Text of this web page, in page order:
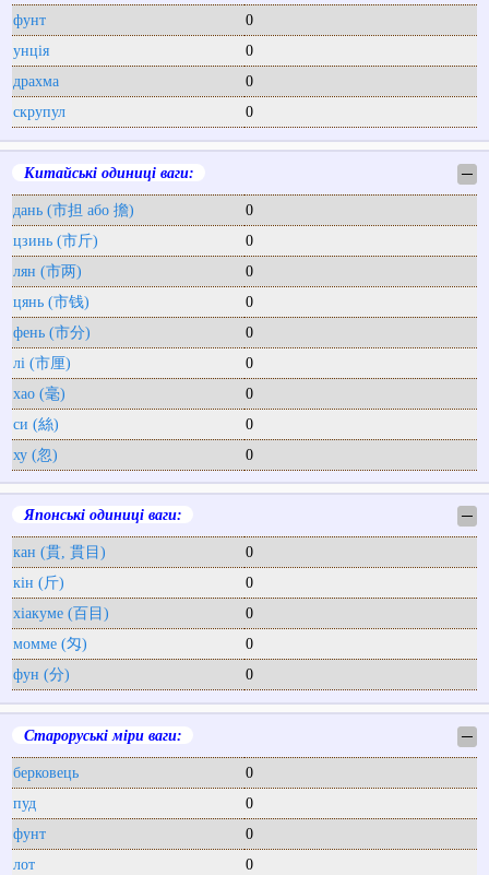
фунт
0
унція
0
драхма
0
скрупул
0
Китайські одиниці ваги: ─
дань (市担 або 擔)
0
цзинь (市斤)
0
лян (市两)
0
цянь (市钱)
0
фень (市分)
0
лі (市厘)
0
хао (毫)
0
си (絲)
0
ху (忽)
0
Японські одиниці ваги: ─
кан (貫, 貫目)
0
кін (斤)
0
хіакуме (百目)
0
момме (匁)
0
фун (分)
0
Староруські міри ваги: ─
берковець
0
пуд
0
фунт
0
лот
0